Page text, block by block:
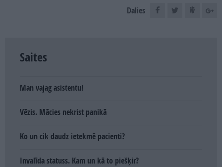
Dalies
Saites
Man vajag asistentu!
Vēzis. Mācies nekrist panikā
Ko un cik daudz ietekmē pacienti?
Invalīda statuss. Kam un kā to piešķir?